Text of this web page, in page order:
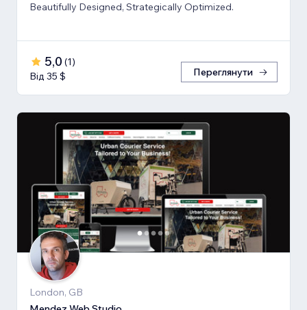
Beautifully Designed, Strategically Optimized.
5,0 (1)
Від 35 $
Переглянути
London, GB